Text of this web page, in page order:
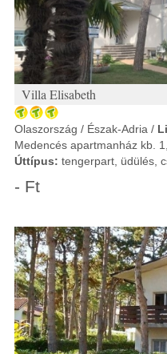
Villa Elisabeth
Olaszország / Észak-Adria /
Medencés apartmanház kb.
Úttípus: tengerpart, üdülés,
- Ft